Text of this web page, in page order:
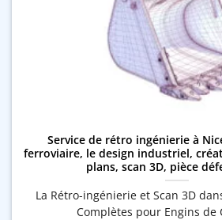
Service de rétro ingénierie à
ferroviaire, le design industriel,
plans, scan 3D, pièce
La Rétro-ingénierie et Scan 3D
Complètes pour Engins de